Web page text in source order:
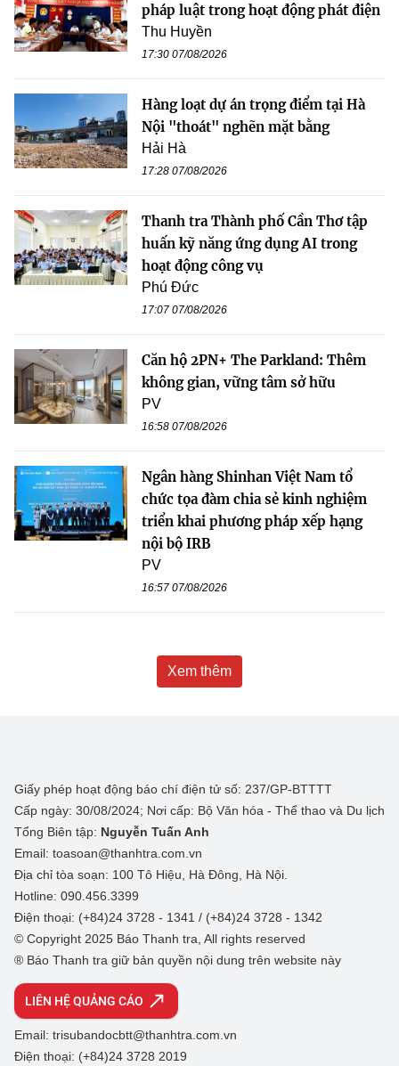
pháp luật trong hoạt động phát điện
Thu Huyền
17:30 07/08/2026
Hàng loạt dự án trọng điểm tại Hà
Nội "thoát" nghẽn mặt bằng
Hải Hà
17:28 07/08/2026
Thanh tra Thành phố Cần Thơ tập
huấn kỹ năng ứng dụng AI trong
hoạt động công vụ
Phú Đức
17:07 07/08/2026
Căn hộ 2PN+ The Parkland: Thêm
không gian, vững tâm sở hữu
PV
16:58 07/08/2026
Ngân hàng Shinhan Việt Nam tổ
chức tọa đàm chia sẻ kinh nghiệm
triển khai phương pháp xếp hạng
nội bộ IRB
PV
16:57 07/08/2026
Xem thêm
Giấy phép hoạt động báo chí điện tử số: 237/GP-BTTTT
Cấp ngày: 30/08/2024; Nơi cấp: Bộ Văn hóa - Thể thao và Du lịch
Tổng Biên tập: Nguyễn Tuấn Anh
Email: toasoan@thanhtra.com.vn
Địa chỉ tòa soạn: 100 Tô Hiệu, Hà Đông, Hà Nội.
Hotline: 090.456.3399
Điện thoại: (+84)24 3728 - 1341 / (+84)24 3728 - 1342
© Copyright 2025 Báo Thanh tra, All rights reserved
® Báo Thanh tra giữ bản quyền nội dung trên website này
LIÊN HỆ QUẢNG CÁO
Email: trisubandocbtt@thanhtra.com.vn
Điện thoại: (+84)24 3728 2019